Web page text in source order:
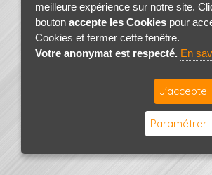
meilleure expérience sur notre site.
bouton accepte les Cookies pour
Cookies et fermer cette fenêtre.
Votre anonymat est respecté. En
J'accepte
Paramétrer